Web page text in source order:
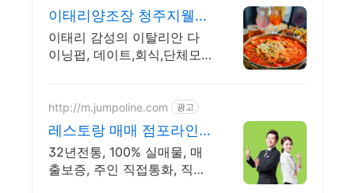
이태리양조장 청주지웰시
티점
이태리 감성의 이탈리안 다
이닝펍, 데이트,회식,단체모
http://m.jumpoline.com 광고
레스토랑 매매 점포라인
빠른 직거래 & 안전중개
거래
32년전통, 100% 실매물, 매
출보증, 주인 직접통화, 직거